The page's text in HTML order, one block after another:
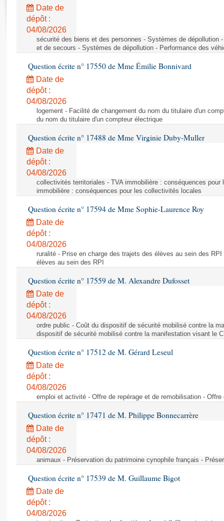
Rapports législatifs
Rapports sur l'application des lois
Baromètre de l’application des lois
Dossiers législatifs
Budget et sécurité sociale
Questions écrites et orales
Comptes rendus des débats
Date de
dépôt :
04/08/2026
sécurité des biens et des personnes - Systèmes de dépollution
et de secours - Systèmes de dépollution - Performance des
Question écrite n° 17550 de Mme Émilie Bonnivard
Date de
dépôt :
04/08/2026
logement - Facilité de changement du nom du titulaire d'un
du nom du titulaire d'un compteur électrique
Question écrite n° 17488 de Mme Virginie Duby-Muller
Date de
dépôt :
04/08/2026
collectivités territoriales - TVA immobilière : conséquences
immobilière : conséquences pour les collectivités locales
Question écrite n° 17594 de Mme Sophie-Laurence Roy
Date de
dépôt :
04/08/2026
ruralité - Prise en charge des trajets des élèves au sein des
élèves au sein des RPI
Question écrite n° 17559 de M. Alexandre Dufosset
Date de
dépôt :
04/08/2026
ordre public - Coût du dispositif de sécurité mobilisé contre la
dispositif de sécurité mobilisé contre la manifestation visant le
Question écrite n° 17512 de M. Gérard Leseul
Date de
dépôt :
04/08/2026
emploi et activité - Offre de repérage et de remobilisation -
Question écrite n° 17471 de M. Philippe Bonnecarrère
Date de
dépôt :
04/08/2026
animaux - Préservation du patrimoine cynophile français -
Question écrite n° 17539 de M. Guillaume Bigot
Date de
dépôt :
04/08/2026